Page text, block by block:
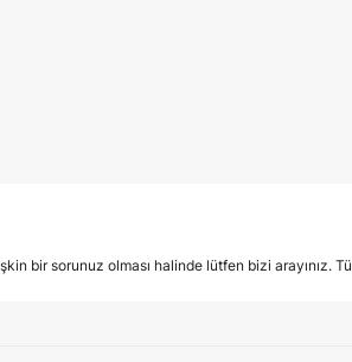
bir sorunuz olması halinde lütfen bizi arayınız.